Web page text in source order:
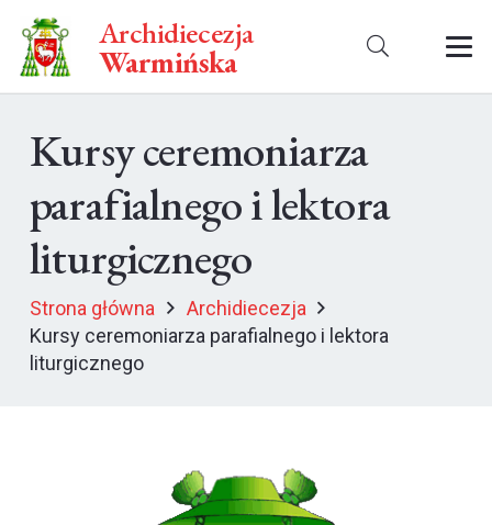
Archidiecezja
Warmińska
Kursy ceremoniarza
parafialnego i lektora
liturgicznego
Strona główna
Archidiecezja
Kursy ceremoniarza parafialnego i lektora
liturgicznego